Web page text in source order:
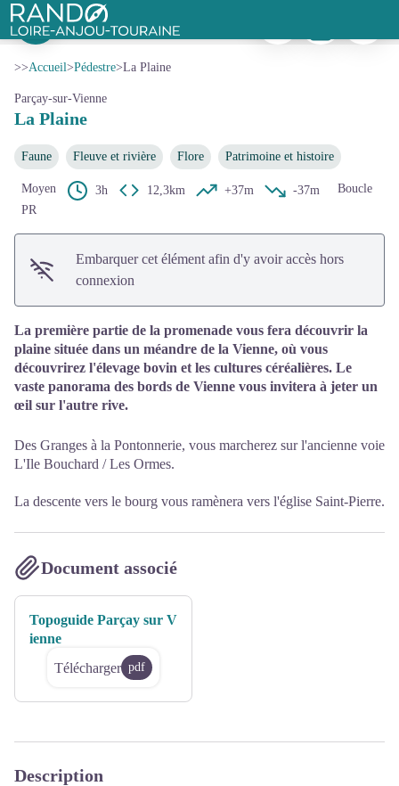
Rando Loire-Anjou-Touraine
La Plaine
Voir l'image en plein écran
>>Accueil>Pédestre>La Plaine
Parçay-sur-Vienne
La Plaine
Faune Fleuve et rivière Flore Patrimoine et histoire
Moyen 3h 12,3km +37m -37m
Boucle
PR
Embarquer cet élément afin d'y avoir accès hors
connexion
La première partie de la promenade vous fera découvrir la
plaine située dans un méandre de la Vienne, où vous
découvrirez l'élevage bovin et les cultures céréalières. Le
vaste panorama des bords de Vienne vous invitera à jeter un
œil sur l'autre rive.
Des Granges à la Pontonnerie, vous marcherez sur l'ancienne voie
L'Ile Bouchard / Les Ormes.
La descente vers le bourg vous ramènera vers l'église Saint-Pierre.
Document associé
Topoguide Parçay sur V
ienne
Télécharger pdf
Description